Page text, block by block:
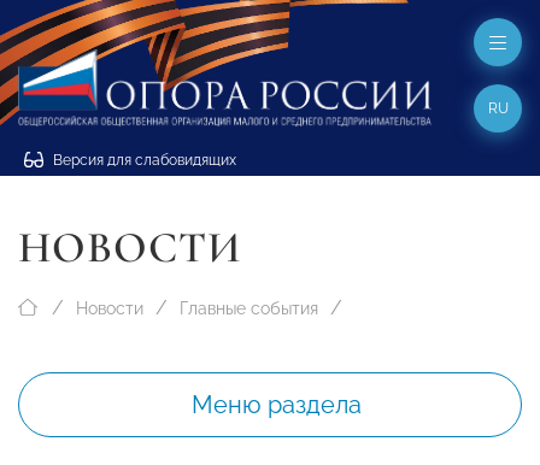
Версия для слабовидящих
RU
НОВОСТИ
Новости Главные события
Меню раздела